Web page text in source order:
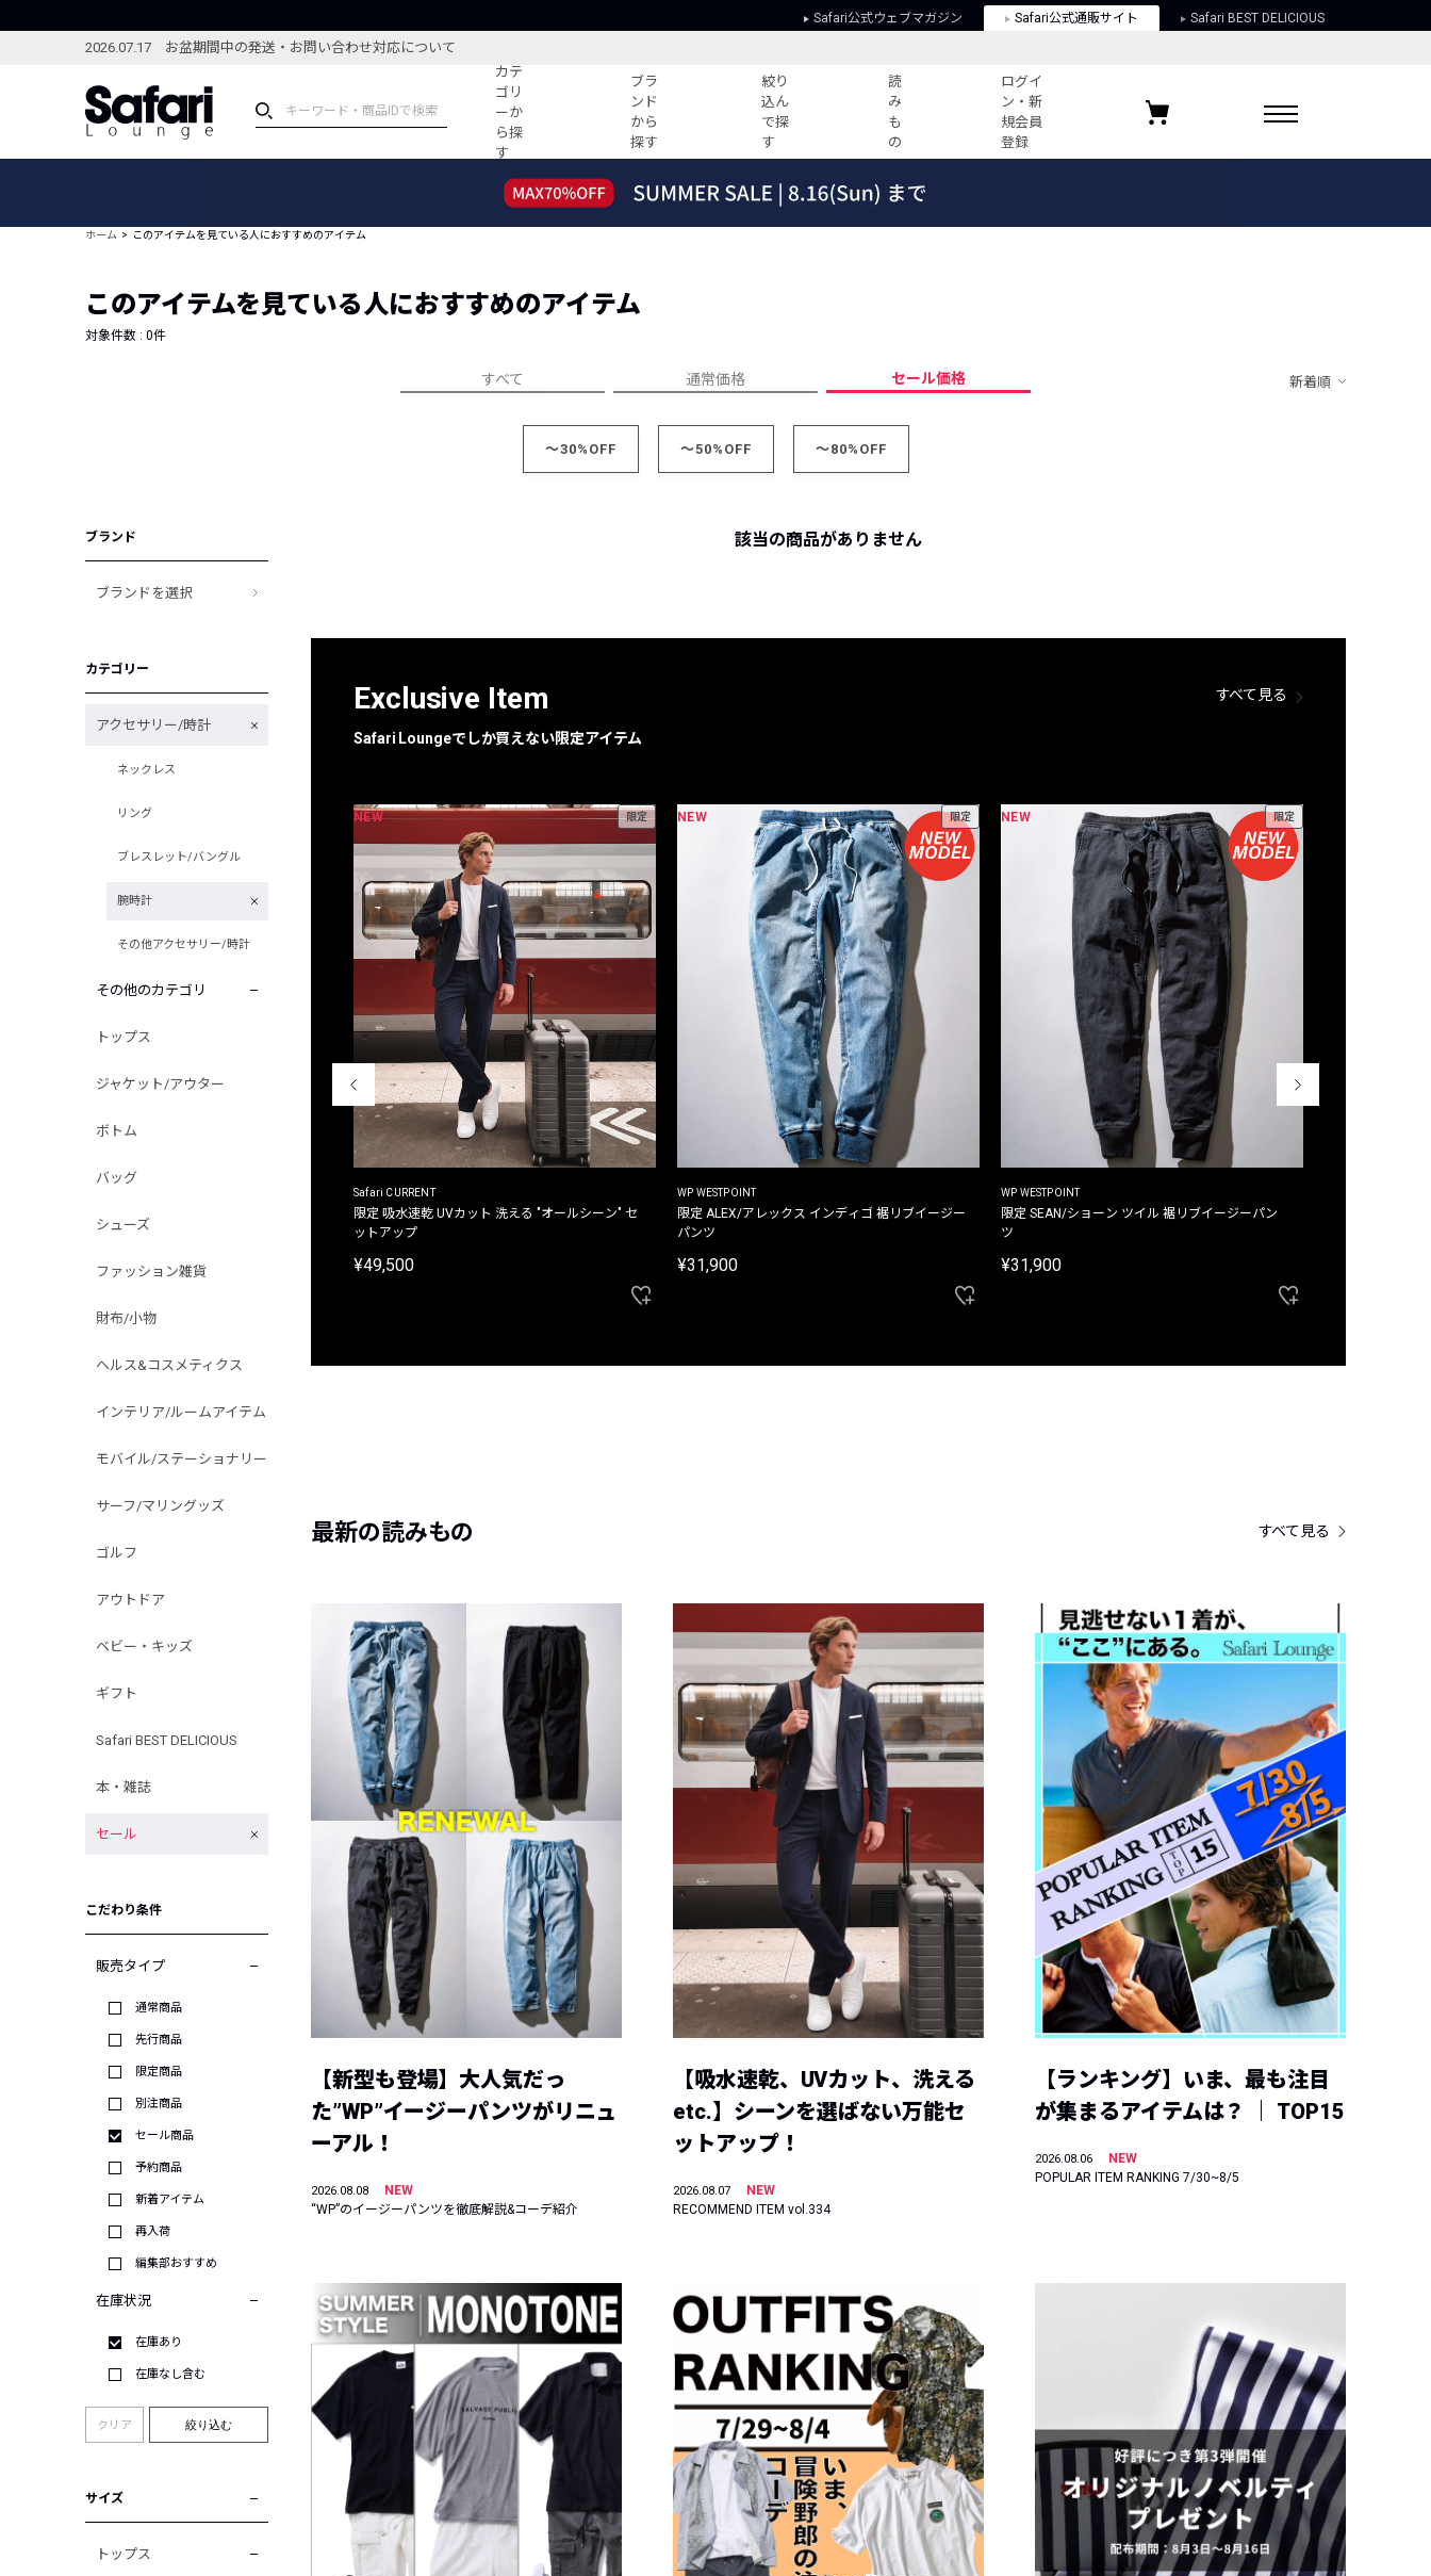
Safari公式ウェブマガジン Safari公式通販サイト Safari BEST DELICIOUS
2026.07.17 お盆期間中の発送・お問い合わせ対応について
カテ
ゴリ
ーか
ら探
す
ブラ
ンド
から
探す
絞り
込ん
で探
す
読
み
も
の
ログイ
ン・新
規会員
登録
ブランドから探す
新着アイテム
編集部のおすすめアイテム
特集記事
コーディネート
すべての記事
ーデ紹介
人気記事ランキング
ウィークリーコーデ
プライバシーポリシー
お気に入りブランド
ホーム このアイテムを見ている人におすすめのアイテム
このアイテムを見ている人におすすめのアイテム
対象件数 : 0件
すべて 通常価格 セール価格 新着順
～30%OFF ～50%OFF ～80%OFF
ブランド
ブランドを選択
カテゴリー
アクセサリー/時計
ネックレス
リング
ブレスレット/バングル
腕時計
その他アクセサリー/時計
その他のカテゴリ
トップス
ジャケット/アウター
ボトム
バッグ
シューズ
ファッション雑貨
財布/小物
ヘルス&コスメティクス
インテリア/ルームアイテム
モバイル/ステーショナリー
サーフ/マリングッズ
ゴルフ
アウトドア
ベビー・キッズ
ギフト
Safari BEST DELICIOUS
本・雑誌
セール
こだわり条件
販売タイプ
通常商品
先行商品
限定商品
別注商品
セール商品
予約商品
新着アイテム
再入荷
編集部おすすめ
在庫状況
在庫あり
在庫なし含む
クリア 絞り込む
サイズ
トップス
該当の商品がありません
Exclusive Item
Safari Loungeでしか買えない限定アイテム
すべて見る
NEW 限定
Safari CURRENT
限定 吸水速乾 UVカット 洗える "オールシーン" セ
ットアップ
¥49,500
NEW 限定
WP WESTPOINT
限定 ALEX/アレックス インディゴ 裾リブイージー
パンツ
¥31,900
NEW 限定
WP WESTPOINT
限定 SEAN/ショーン ツイル 裾リブイージーパン
ツ
¥31,900
最新の読みもの すべて見る
【新型も登場】大人気だっ
た”WP”イージーパンツがリニュ
ーアル！
2026.08.08
NEW
“WP”のイージーパンツを徹底解説&コーデ紹介
【吸水速乾、UVカット、洗える
etc.】シーンを選ばない万能セ
ットアップ！
2026.08.07
NEW
RECOMMEND ITEM vol.334
【ランキング】いま、最も注目
が集まるアイテムは？ ｜ TOP15
2026.08.06
NEW
POPULAR ITEM RANKING 7/30~8/5